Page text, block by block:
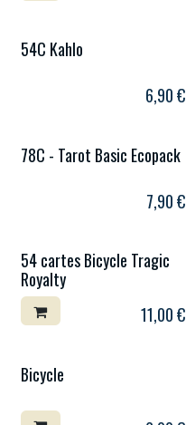
54C Kahlo
6,90€
78C - Tarot Basic Ecopack
7,90€
54 cartes Bicycle Tragic
Royalty
11,00€
Bicycle